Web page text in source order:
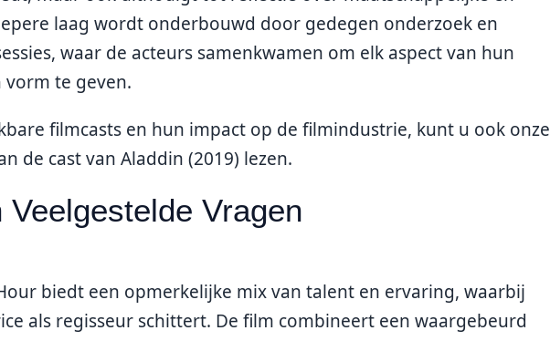
laag wordt onderbouwd door gedegen onderzoek en
waar de acteurs samenkwamen om elk aspect van hun
vorm te geven.
filmcasts en hun impact op de filmindustrie, kunt u ook onze
de cast van Aladdin (2019) lezen.
Vragen
biedt een opmerkelijke mix van talent en ervaring, waarbij
als regisseur schittert. De film combineert een waargebeurd